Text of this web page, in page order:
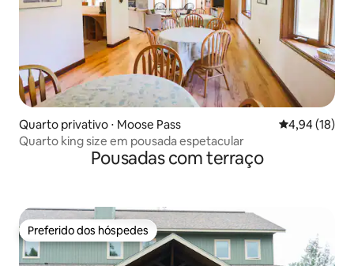
Quarto privativo ⋅ Moose Pass 4,94 de uma
4,94 (18)
Quarto king size em pousada espetacular
Pousadas com terraço
Preferido dos hóspedes
Preferido dos hóspedes